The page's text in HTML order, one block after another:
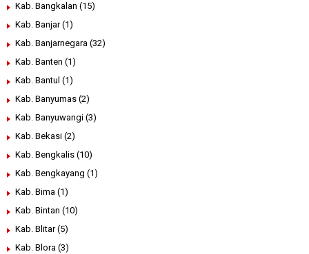
Kab. Bangkalan (15)
Kab. Banjar (1)
Kab. Banjarnegara (32)
Kab. Banten (1)
Kab. Bantul (1)
Kab. Banyumas (2)
Kab. Banyuwangi (3)
Kab. Bekasi (2)
Kab. Bengkalis (10)
Kab. Bengkayang (1)
Kab. Bima (1)
Kab. Bintan (10)
Kab. Blitar (5)
Kab. Blora (3)